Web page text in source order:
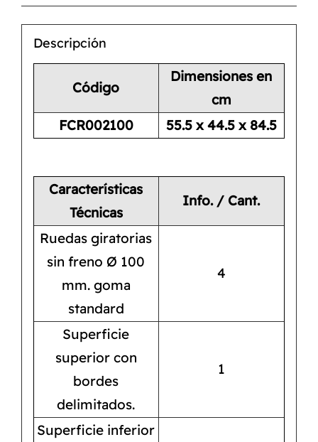
Descripción
Código
Dimensiones en
cm
FCR002100
55.5 x 44.5 x 84.5
Características
Técnicas
Info. / Cant.
Ruedas giratorias
sin freno Ø 100
mm. goma
standard
4
Superficie
superior con
bordes
delimitados.
1
Superficie inferior